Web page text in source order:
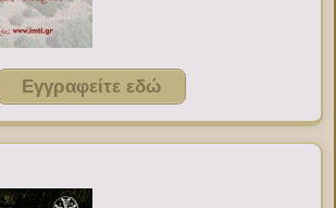
Εγγραφείτε εδώ